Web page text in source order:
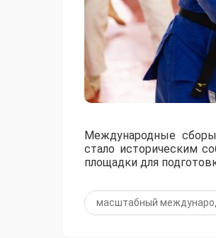
Международные
стало историческим
площадки для
масштабный